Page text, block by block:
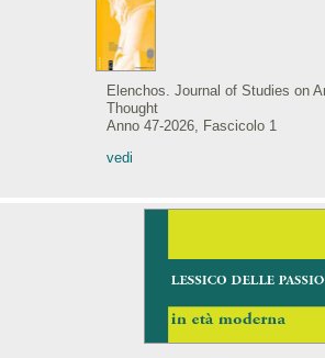
Elenchos. Journal of Studies on
Thought
Anno 47-2026, Fascicolo 1
vedi